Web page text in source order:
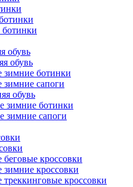
обувь
обувь
зимние ботинки
зимние сапоги
обувь
зимние ботинки
зимние сапоги
кроссовки
зимние кроссовки
кроссовки